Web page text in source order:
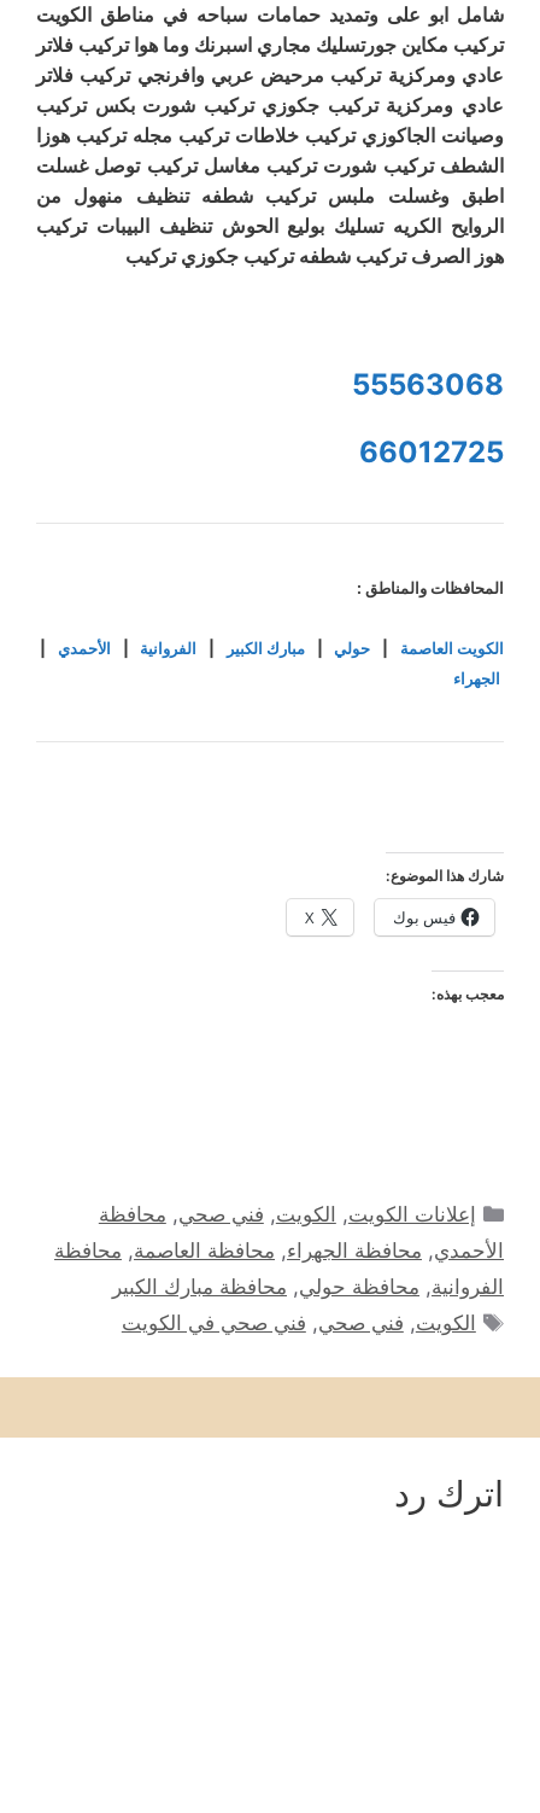
شامل ابو على وتمديد حمامات سباحه في مناطق الكويت
تركيب مكاين جورتسليك مجاري اسبرنك وما هوا تركيب فلاتر
عادي ومركزية تركيب مرحيض عربي وافرنجي تركيب فلاتر
عادي ومركزية تركيب جكوزي تركيب شورت بكس تركيب
وصيانت الجاكوزي تركيب خلاطات تركيب مجله تركيب هوزا
الشطف تركيب شورت تركيب مغاسل تركيب توصل غسلت
اطبق وغسلت ملبس تركيب شطفه تنظيف منهول من
الروايح الكريه تسليك بوليع الحوش تنظيف البيبات تركيب
هوز الصرف تركيب شطفه تركيب جكوزي تركيب
55563068
66012725
المحافظات والمناطق :
الكويت العاصمة حولي|مبارك الكبير الفروانية الأحمدي
الجهراء
شارك هذا الموضوع:
فيس بوك X
معجب بهذه:
التصنيفات
إعلانات الكويت, الكويت, فني صحي, محافظة
الأحمدي, محافظة الجهراء, محافظة العاصمة, محافظة
الفروانية, محافظة حولي, محافظة مبارك الكبير
الوسوم
الكويت, فني صحي, فني صحي في الكويت
اترك رد